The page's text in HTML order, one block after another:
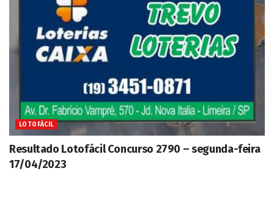
LOTOFÁCIL
Resultado Lotofácil Concurso 2790 – segunda-feira
17/04/2023